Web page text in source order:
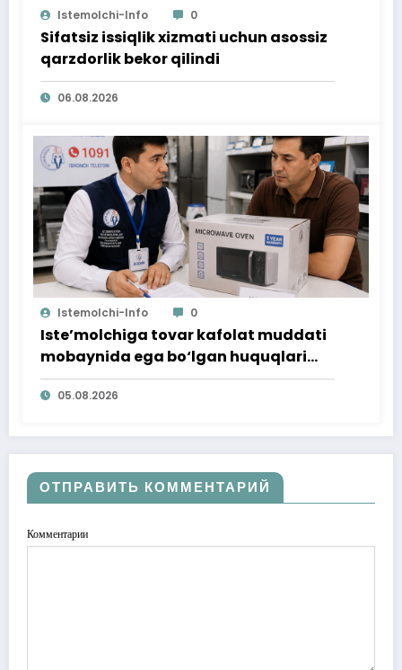
Istemolchi-Info 0
Sifatsiz issiqlik xizmati uchun asossiz
qarzdorlik bekor qilindi
06.08.2026
Istemolchi-Info 0
Iste’molchiga tovar kafolat muddati
mobaynida ega bo‘lgan huquqlari
ta’minlab berildi
05.08.2026
ОТПРАВИТЬ КОММЕНТАРИЙ
Комментарии